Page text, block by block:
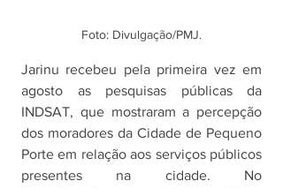
Foto: Divulgação/PMJ.
Jarinu recebeu pela primeira vez em
agosto as pesquisas públicas da
INDSAT, que mostraram a percepção
dos moradores da Cidade de Pequeno
Porte em relação aos serviços públicos
presentes na cidade. No